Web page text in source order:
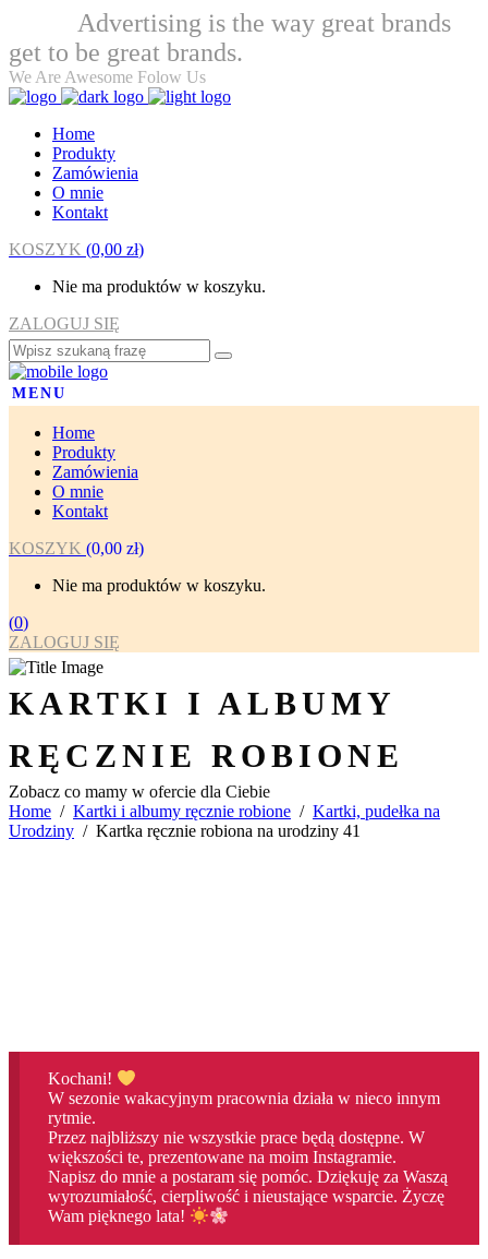
Advertising is the way great brands
get to be great brands.
We Are Awesome Folow Us
Home
Produkty
Zamówienia
O mnie
Kontakt
KOSZYK (0,00 zł)
Nie ma produktów w koszyku.
ZALOGUJ SIĘ
MENU
Home
Produkty
Zamówienia
O mnie
Kontakt
KOSZYK (0,00 zł)
Nie ma produktów w koszyku.
(0)
ZALOGUJ SIĘ
KARTKI I ALBUMY
RĘCZNIE ROBIONE
Zobacz co mamy w ofercie dla Ciebie
Home / Kartki i albumy ręcznie robione / Kartki, pudełka na
Urodziny / Kartka ręcznie robiona na urodziny 41
Kochani!
W sezonie wakacyjnym pracownia działa w nieco innym
rytmie.
Przez najbliższy nie wszystkie prace będą dostępne. W
większości te, prezentowane na moim Instagramie.
Napisz do mnie a postaram się pomóc. Dziękuję za Waszą
wyrozumiałość, cierpliwość i nieustające wsparcie. Życzę
Wam pięknego lata!